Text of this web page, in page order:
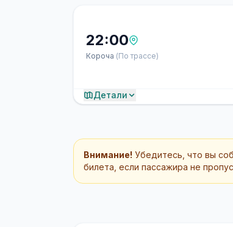
22:00
Короча (По трассе)
Детали
Внимание! Убедитесь, что вы
билета, если пассажира не